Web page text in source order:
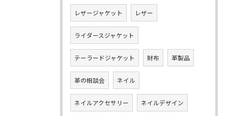
レザージャケット レザー
ライダースジャケット
テーラードジャケット 財布 革製品
革の相談会 ネイル
ネイルアクセサリー ネイルデザイン